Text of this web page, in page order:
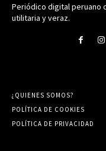
Periódico digital peruano
utilitaria y veraz.
¿QUIENES SOMOS?
POLÍTICA DE COOKIES
POLÍTICA DE PRIVACIDAD